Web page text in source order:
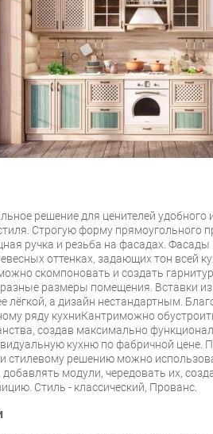
решение для ценителей удобного
Строгую форму прямоугольного
ручка и резьба на фасадах. Фасады
оттенках, задающих тон всей
скомпоновать и создать
размеры помещения. Вставки из
лёгкой, а дизайн нестандартным.
ряду кухниКантриможно
создав максимально
кухню по фабричной цене.
стилевому решению можно
модули, чередовать их,
Стиль - классический, Прованс.